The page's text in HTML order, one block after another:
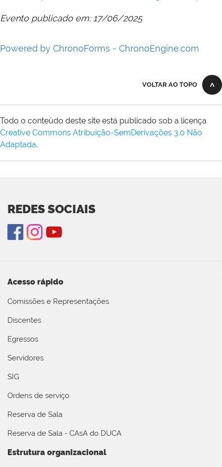
Evento publicado em: 17/06/2025
Powered by ChronoForms - ChronoEngine.com
VOLTAR AO TOPO
Todo o conteúdo deste site está publicado sob a licença
Creative Commons Atribuição-SemDerivações 3.0 Não
Adaptada.
REDES SOCIAIS
Acesso rápido
Comissões e Representações
Discentes
Egressos
Servidores
SIG
Ordens de serviço
Reserva de Sala
Reserva de Sala - CAsA do DUCA
Estrutura organizacional